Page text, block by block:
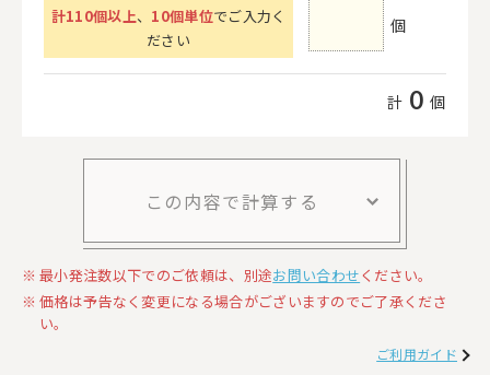
計110個以上、 10個単位でご入力く
ださい
個
計 0 個
この内容で計算する
最小発注数以下でのご依頼は、別途お問い合わせください。
価格は予告なく変更になる場合がございますのでご了承くださ
い。
ご利用ガイド